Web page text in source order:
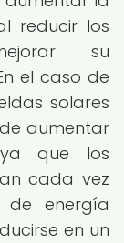
reducir los
su
el caso de
solares
aumentar
que los
cada vez
energía
en un